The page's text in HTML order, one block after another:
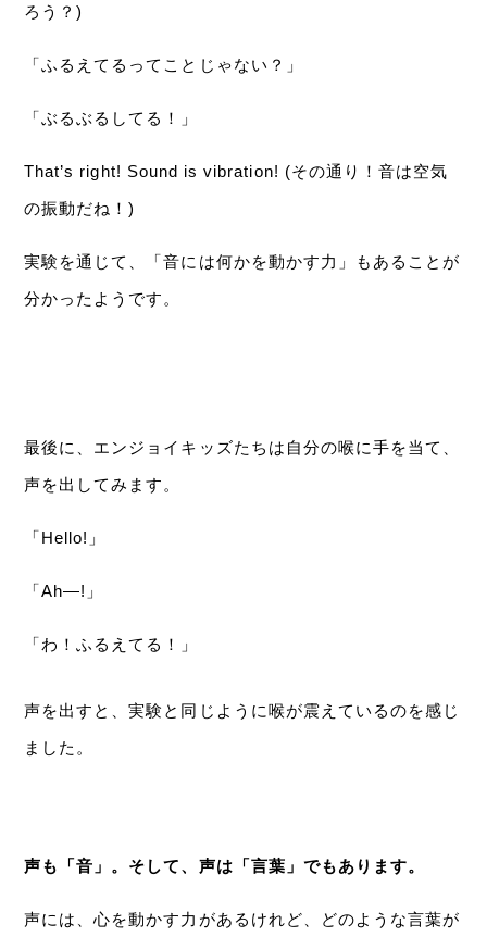
ろう？)
「ふるえてるってことじゃない？」
「ぶるぶるしてる！」
That’s right! Sound is vibration! (その通り！音は空気
の振動だね！)
実験を通じて、「音には何かを動かす力」もあることが
分かったようです。
最後に、エンジョイキッズたちは自分の喉に手を当て、
声を出してみます。
「Hello!」
「Ah—!」
「わ！ふるえてる！」
声を出すと、実験と同じように喉が震えているのを感じ
ました。
声も「音」。そして、声は「言葉」でもあります。
声には、心を動かす力があるけれど、どのような言葉が